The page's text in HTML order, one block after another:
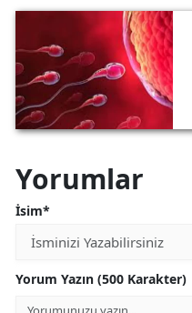
Yorumlar
İsim*
Yorum Yazın (500 Karakter)